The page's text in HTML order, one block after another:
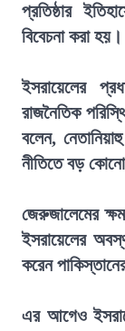
প্রতিষ্ঠার
বিবেচনা করা হয়।
ইসরায়েলের
রাজনৈতিক
বলেন,
নীতিতে বড়
জেরুজালেমের
ইসরায়েলের
করেন
এর আগেও